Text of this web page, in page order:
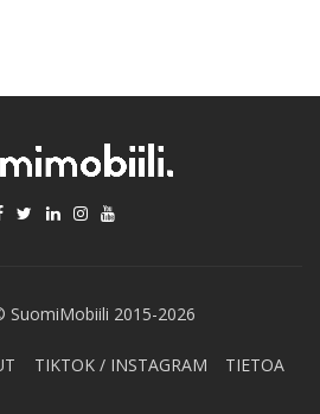
SuomiMobiili 2015-2026
TIKTOK / INSTAGRAM TIETOA